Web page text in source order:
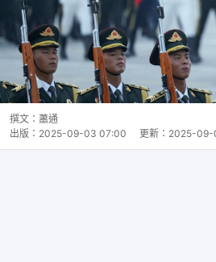
撰文： 蕭通
出版： 2025-09-03 07:00 更新： 2025-09-